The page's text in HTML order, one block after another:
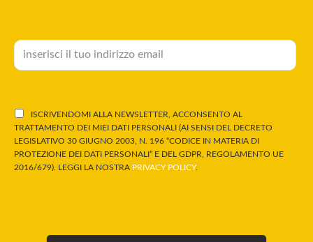
ISCRIVENDOMI ALLA NEWSLETTER, ACCONSENTO AL
TRATTAMENTO DEI MIEI DATI PERSONALI (AI SENSI DEL DECRETO
LEGISLATIVO 30 GIUGNO 2003, N. 196 “CODICE IN MATERIA DI
PROTEZIONE DEI DATI PERSONALI” E DEL GDPR, REGOLAMENTO UE
2016/679). LEGGI LA NOSTRA PRIVACY POLICY.